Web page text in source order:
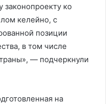
законопроекту ко
келейно, с
позиции
в том числе
— подчеркнули
на